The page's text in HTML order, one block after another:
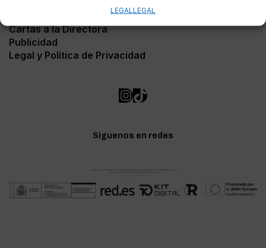
LEGAL LEGAL
Cartas a la Directora
Publicidad
Legal y Política de Privacidad
Síguenos en redes